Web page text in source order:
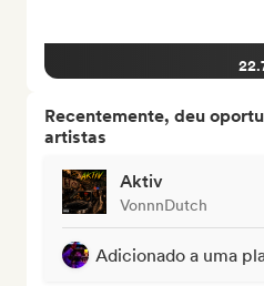
Recentemente, deu
artistas
Aktiv
VonnnDutch
Adicionado a uma